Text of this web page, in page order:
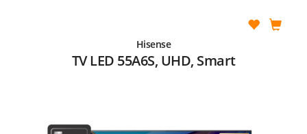
Hisense
TV LED 55A6S, UHD, Smart